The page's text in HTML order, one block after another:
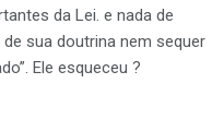
da Lei. e nada de
sua doutrina nem sequer
Ele esqueceu ?